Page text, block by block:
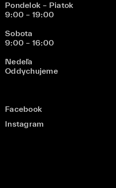
Pondelok – Piatok
9:00 – 19:00
Sobota
9:00 – 16:00
Nedeľa
Oddychujeme
Facebook
Instagram